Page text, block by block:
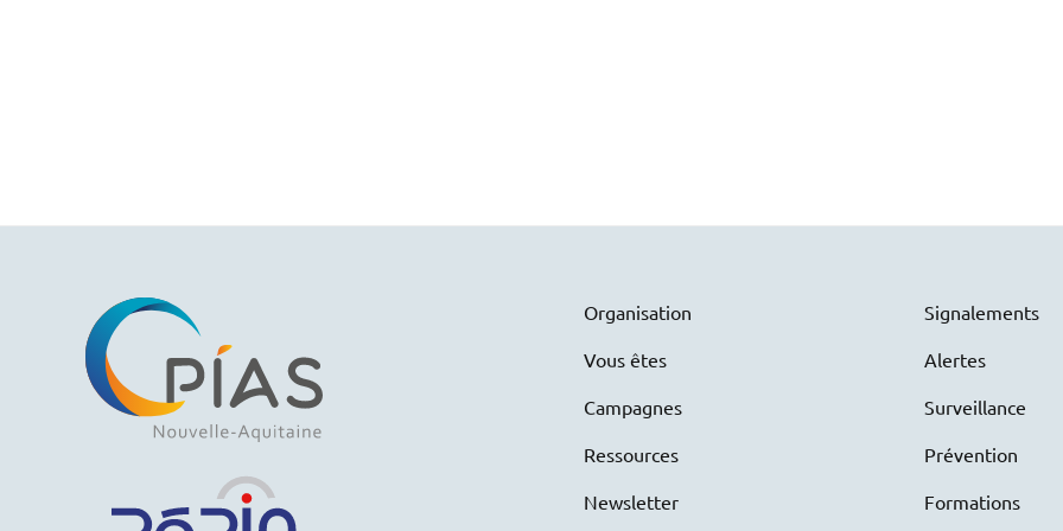
Organisation
Vous êtes
Campagnes
Ressources
Newsletter
Signalements
Alertes
Surveillance
Prévention
Formations